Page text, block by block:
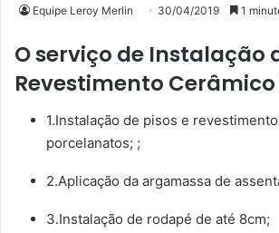
Equipe Leroy Merlin 30/04/2019 1
O serviço de Instalação
Revestimento
1.Instalação de pisos e
porcelanatos; ;
2.Aplicação da argamassa de
3.Instalação de rodapé de até 8cm;